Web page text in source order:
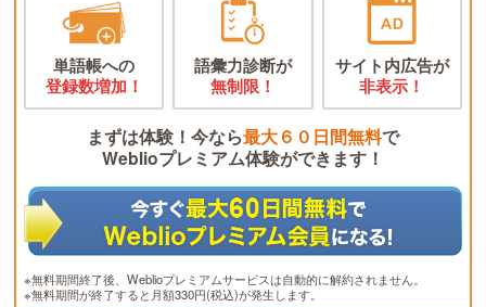
単語帳への
登録数増加！
語彙力診断が
無制限！
サイト内広告が
非表示！
まずは体験！今なら最大６０日間無料で
Weblioプレミアム体験ができます！
※無料期間終了後、Weblioプレミアムサービスは自動的に解約されません。
※無料期間が終了すると月額330円(税込)が発生します。